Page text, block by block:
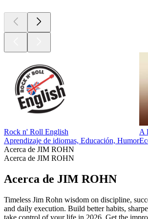
Rock n' Roll English
Aprendizaje de idiomas, Educación, Humor
A
Acerca de JIM ROHN
Acerca de JIM ROHN
Acerca de JIM ROHN
Timeless Jim Rohn wisdom on discipline,
and daily execution. Build better habits,
take control of your life in 2026. Get the